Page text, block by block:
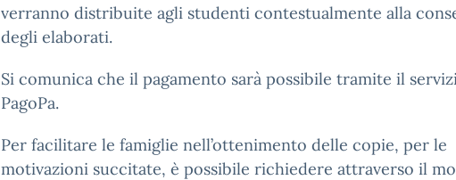
verranno distribuite agli studenti contestualmente alla
degli elaborati.
Si comunica che il pagamento sarà possibile tramite il
PagoPa.
Per facilitare le famiglie nell’ottenimento delle copie, per le
motivazioni succitate, è possibile richiedere attraverso il